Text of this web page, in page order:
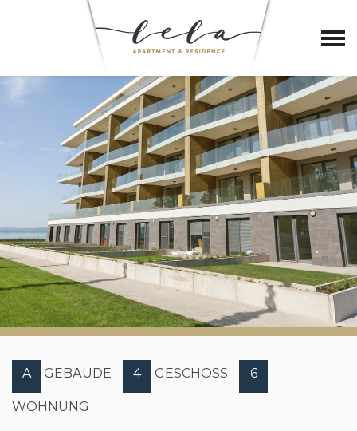
A GEBÄUDE 4 GESCHOSS 6
WOHNUNG